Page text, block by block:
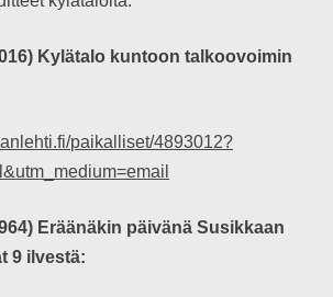
Kylätalo kuntoon talkoovoimin
paikalliset/4893012?
Eräänäkin päivänä Susikkaan
9 ilvestä: